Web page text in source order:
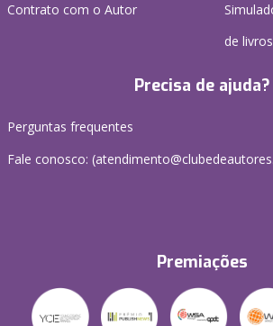
Contrato com o Autor
de livros
Precisa de ajuda?
Perguntas frequentes
Fale conosco:
Premiações